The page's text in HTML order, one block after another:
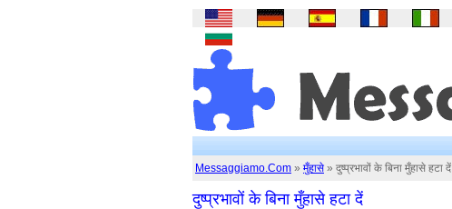
Messaggiamo.Com » मुँहासे » दुष्प्रभावों के बिना मुँहासे हटा दें
दुष्प्रभावों के बिना मुँहासे हटा दें